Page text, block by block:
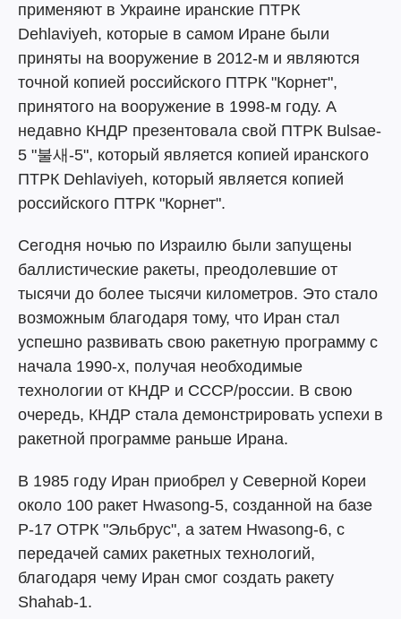
применяют в Украине иранские ПТРК
Dehlaviyeh, которые в самом Иране были
приняты на вооружение в 2012-м и являются
точной копией российского ПТРК "Корнет",
принятого на вооружение в 1998-м году. А
недавно КНДР презентовала свой ПТРК Bulsae-
5 "불새-5", который является копией иранского
ПТРК Dehlaviyeh, который является копией
российского ПТРК "Корнет".
Сегодня ночью по Израилю были запущены
баллистические ракеты, преодолевшие от
тысячи до более тысячи километров. Это стало
возможным благодаря тому, что Иран стал
успешно развивать свою ракетную программу с
начала 1990-х, получая необходимые
технологии от КНДР и СССР/россии. В свою
очередь, КНДР стала демонстрировать успехи в
ракетной программе раньше Ирана.
В 1985 году Иран приобрел у Северной Кореи
около 100 ракет Hwasong-5, созданной на базе
Р-17 ОТРК "Эльбрус", а затем Hwasong-6, с
передачей самих ракетных технологий,
благодаря чему Иран смог создать ракету
Shahab-1.